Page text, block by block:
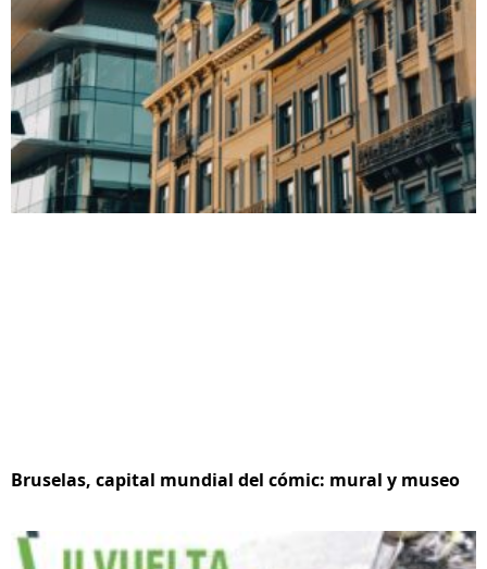
Bruselas, capital mundial del cómic: mural y museo